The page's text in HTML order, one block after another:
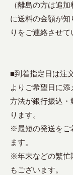
（離島の方は追
に送料の金額が
りをご連絡させて
■到着指定日は注
よりご希望日に
方法が銀行振込
ります。
※最短の発送をご
ます。
※年末などの繁忙
もございます。